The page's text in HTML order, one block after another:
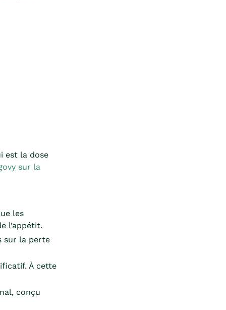
est la dose
sur la
les
l’appétit.
sur la perte
À cette
conçu